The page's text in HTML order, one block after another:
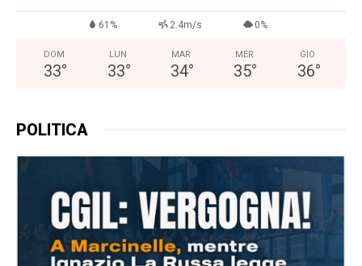
61% 2.4m/s 0%
DOM
33°
LUN
33°
MAR
34°
MER
35°
GIO
36°
POLITICA